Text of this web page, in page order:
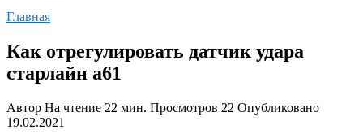
Главная
Как отрегулировать датчик удара
старлайн а61
Автор На чтение 22 мин. Просмотров 22 Опубликовано
19.02.2021